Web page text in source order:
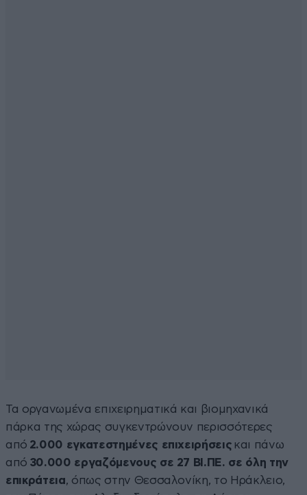
Τα οργανωμένα επιχειρηματικά και βιομηχανικά
πάρκα της χώρας συγκεντρώνουν περισσότερες
από 2.000 εγκατεστημένες επιχειρήσεις και πάνω
από 30.000 εργαζόμενους σε 27 ΒΙ.ΠΕ. σε όλη την
επικράτεια, όπως στην Θεσσαλονίκη, το Ηράκλειο,